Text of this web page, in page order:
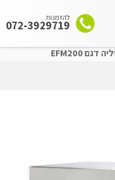
להזמנות
072-3929719